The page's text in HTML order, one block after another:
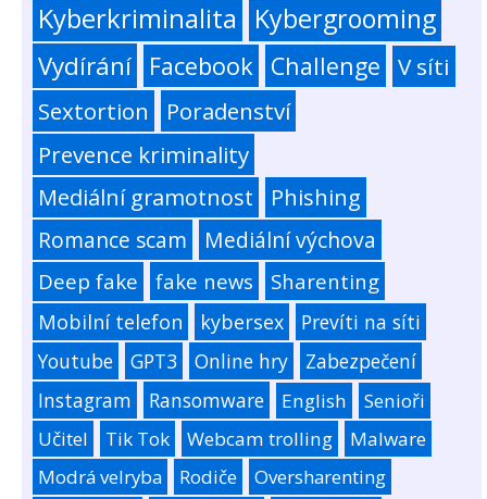
Kyberkriminalita Kybergrooming
Vydírání Facebook Challenge
V síti
Sextortion
Poradenství
Prevence kriminality
Mediální gramotnost
Phishing
Romance scam
Mediální výchova
Deep fake fake news Sharenting
Mobilní telefon kybersex
Prevíti na síti
Youtube
GPT3 Online hry
Zabezpečení
Instagram
Ransomware English
Senioři
Učitel
Tik Tok Webcam trolling
Malware
Modrá velryba
Rodiče Oversharenting